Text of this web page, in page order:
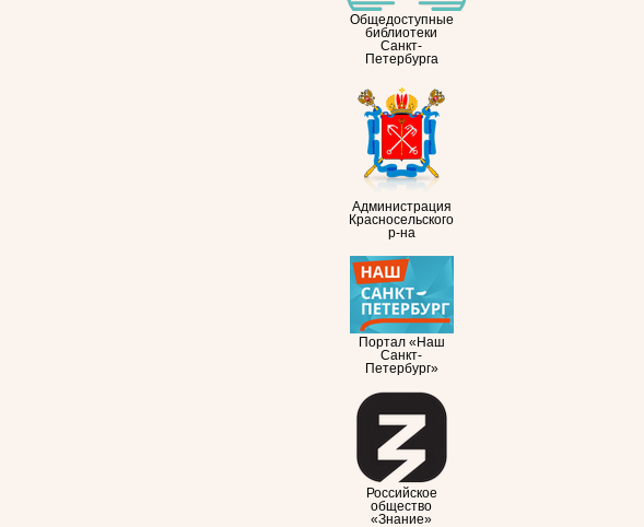
Общедоступные
библиотеки
Санкт-
Петербурга
Администрация
Красносельского
р-на
Портал «Наш
Санкт-
Петербург»
Российское
общество
«Знание»